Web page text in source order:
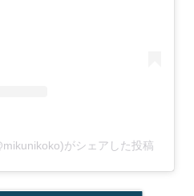
がシェアした投稿